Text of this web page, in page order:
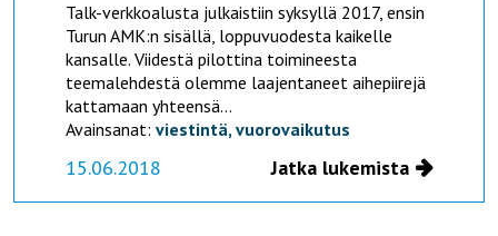
Talk-verkkoalusta julkaistiin syksyllä 2017, ensin
Turun AMK:n sisällä, loppuvuodesta kaikelle
kansalle. Viidestä pilottina toimineesta
teemalehdestä olemme laajentaneet aihepiirejä
kattamaan yhteensä...
Avainsanat: viestintä,vuorovaikutus
15.06.2018 Jatka lukemista